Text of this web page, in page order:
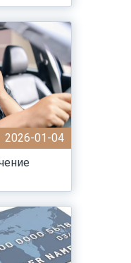
2026-01-04